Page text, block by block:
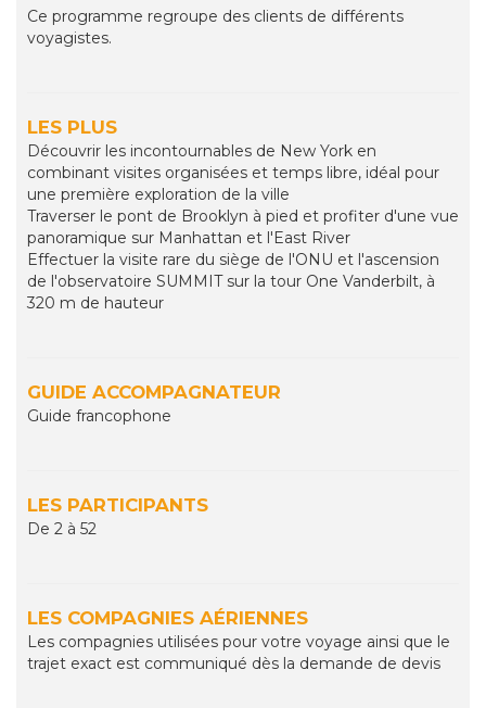
Ce programme regroupe des clients de différents
voyagistes.
LES PLUS
Découvrir les incontournables de New York en
combinant visites organisées et temps libre, idéal pour
une première exploration de la ville
Traverser le pont de Brooklyn à pied et profiter d'une vue
panoramique sur Manhattan et l'East River
Effectuer la visite rare du siège de l'ONU et l'ascension
de l'observatoire SUMMIT sur la tour One Vanderbilt, à
320 m de hauteur
GUIDE ACCOMPAGNATEUR
Guide francophone
LES PARTICIPANTS
De 2 à 52
LES COMPAGNIES AÉRIENNES
Les compagnies utilisées pour votre voyage ainsi que le
trajet exact est communiqué dès la demande de devis